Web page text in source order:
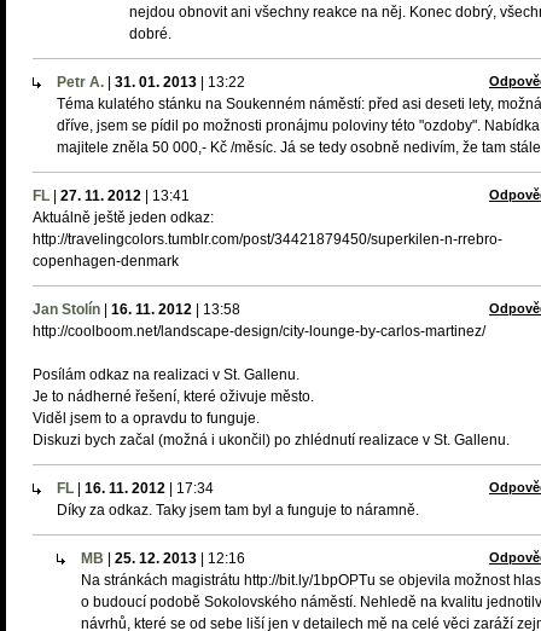
nejdou obnovit ani všechny reakce na něj. Konec dobrý,
dobré.
Petr A. 31. 01. 2013 13:22
Téma kulatého stánku na Soukenném náměstí: před asi deseti lety, možná
dříve, jsem se pídil po možnosti pronájmu poloviny této "ozdoby". Nabídka
majitele zněla 50 000,- Kč /měsíc. Já se tedy osobně nedivím, že tam
FL 27. 11. 2012 13:41
Aktuálně ještě jeden odkaz:
http://travelingcolors.tumblr.com/post/34421879450/superkilen-n-rrebro-
copenhagen-denmark
Jan Stolín 16. 11. 2012 13:58
http://coolboom.net/landscape-design/city-lounge-by-carlos-martinez/
Posílám odkaz na realizaci v St. Gallenu.
Je to nádherné řešení, které oživuje město.
Viděl jsem to a opravdu to funguje.
Diskuzi bych začal (možná i ukončil) po zhlédnutí realizace v St. Gallenu.
FL 16. 11. 2012 17:34
Díky za odkaz. Taky jsem tam byl a funguje to náramně.
MB 25. 12. 2013 12:16
Na stránkách magistrátu http://bit.ly/1bpOPTu se objevila možnost
o budoucí podobě Sokolovského náměstí. Nehledě na kvalitu
návrhů, které se od sebe liší jen v detailech mě na celé věci zaráží